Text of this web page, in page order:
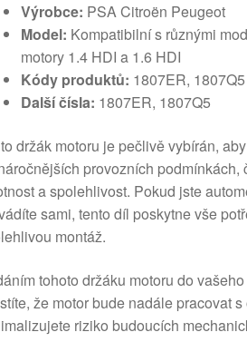
Výrobce: PSA Citroën Peugeot
Model: Kompatibilní s různými
motory 1.4 HDI a 1.6 HDI
Kódy produktů: 1807ER, 1807Q5
Další čísla: 1807ER, 1807Q5
držák motoru je pečlivě vybírán,
provozních podmínkách,
a spolehlivost. Pokud jste
sami, tento díl poskytne vše
montáž.
tohoto držáku motoru do
že motor bude nadále pracovat
riziko budoucích